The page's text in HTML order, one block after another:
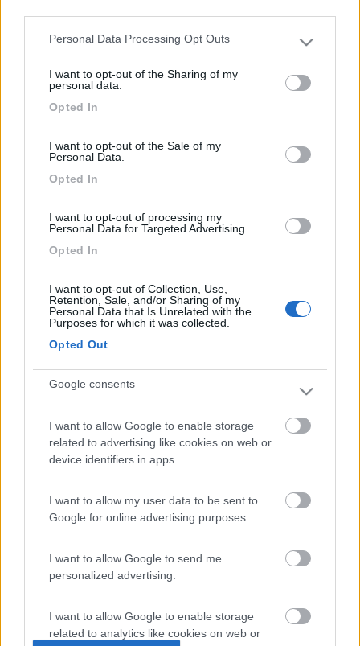
Please note that this website/app uses one or more Google
not limited to your visit or usage behaviour. You may click to
use your data for below specified purposes in below Google
Personal Data Processing Opt Outs
I want to opt-out of the Sharing of my
personal data.
Opted In
I want to opt-out of the Sale of my
Personal Data.
Opted In
I want to opt-out of processing my
Personal Data for Targeted Advertising.
Opted In
I want to opt-out of Collection, Use,
Retention, Sale, and/or Sharing of my
Personal Data that Is Unrelated with the
Purposes for which it was collected.
Opted Out
Google consents
I want to allow Google to enable storage
related to advertising like cookies on web or
device identifiers in apps.
I want to allow my user data to be sent to
Google for online advertising purposes.
I want to allow Google to send me
personalized advertising.
I want to allow Google to enable storage
related to analytics like cookies on web or
Originally posted by piskygt65
Marco guarda su sat-store.it,hanno le telecamere con
grandangolo 110° +o- sui 130€,saluti Claudio. >
| Marco |
Inserito il26/05/2006 alle:15:56:49
No però ho trovato un rivenditore vicino a casa mia, prova a
guardare nell'elenco che ti fornisce il sito. Ciao
-
Marco grazie, ho visto i rivenditori della mia zona (Lombardia) e
sono tutti centri camper, e immagino già il ricarico che ci
piazzeranno... [}:)][}:)][}:)] Comunque i prodotti mi sembrano
per l'obiettivo più grandangolare, ma anche per il sensore (CCD
anziché CMOS) e per l'apparente qualità costruttiva generale.